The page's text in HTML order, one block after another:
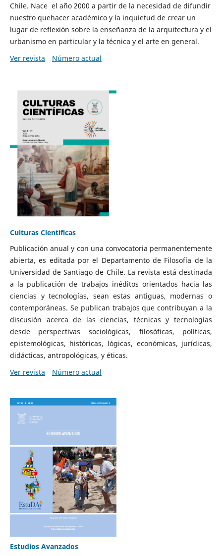
Chile. Nace el año 2000 a partir de la necesidad de difundir
nuestro quehacer académico y la inquietud de crear un
lugar de reflexión sobre la enseñanza de la arquitectura y el
urbanismo en particular y la técnica y el arte en general.
Ver revista
Número actual
Culturas Científicas
Publicación anual y con una convocatoria permanentemente
abierta, es editada por el Departamento de Filosofía de la
Universidad de Santiago de Chile. La revista está destinada
a la publicación de trabajos inéditos orientados hacia las
ciencias y tecnologías, sean estas antiguas, modernas o
contemporáneas. Se publican trabajos que contribuyan a la
discusión acerca de las ciencias, técnicas y tecnologías
desde perspectivas sociológicas, filosóficas, políticas,
epistemológicas, históricas, lógicas, económicas, jurídicas,
didácticas, antropológicas, y éticas.
Ver revista
Número actual
Estudios Avanzados